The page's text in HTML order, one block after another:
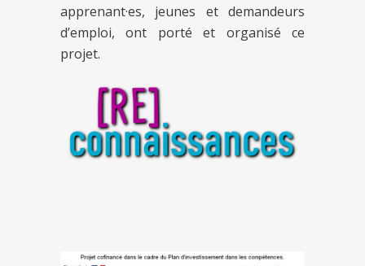
apprenant·es, jeunes et demandeurs
d’emploi, ont porté et organisé ce
projet.